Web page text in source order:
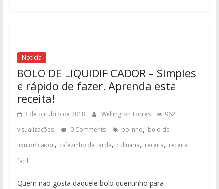
Notícia
BOLO DE LIQUIDIFICADOR – Simples
e rápido de fazer. Aprenda esta
receita!
3 de outubro de 2018 Wellington Torres
962
visualizações
0 Comments bolinho, bolo de
liquidificador, cafezinho da tarde, culinaria, receita, receita
facil
Quem não gosta daquele bolo quentinho para